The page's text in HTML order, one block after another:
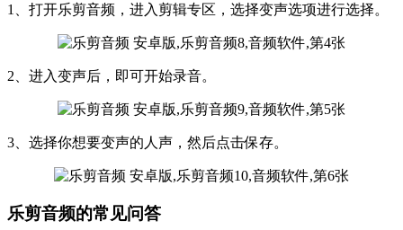
1、打开乐剪音频，进入剪辑专区，选择变声选项进行选择。
2、进入变声后，即可开始录音。
3、选择你想要变声的人声，然后点击保存。
乐剪音频的常见问答